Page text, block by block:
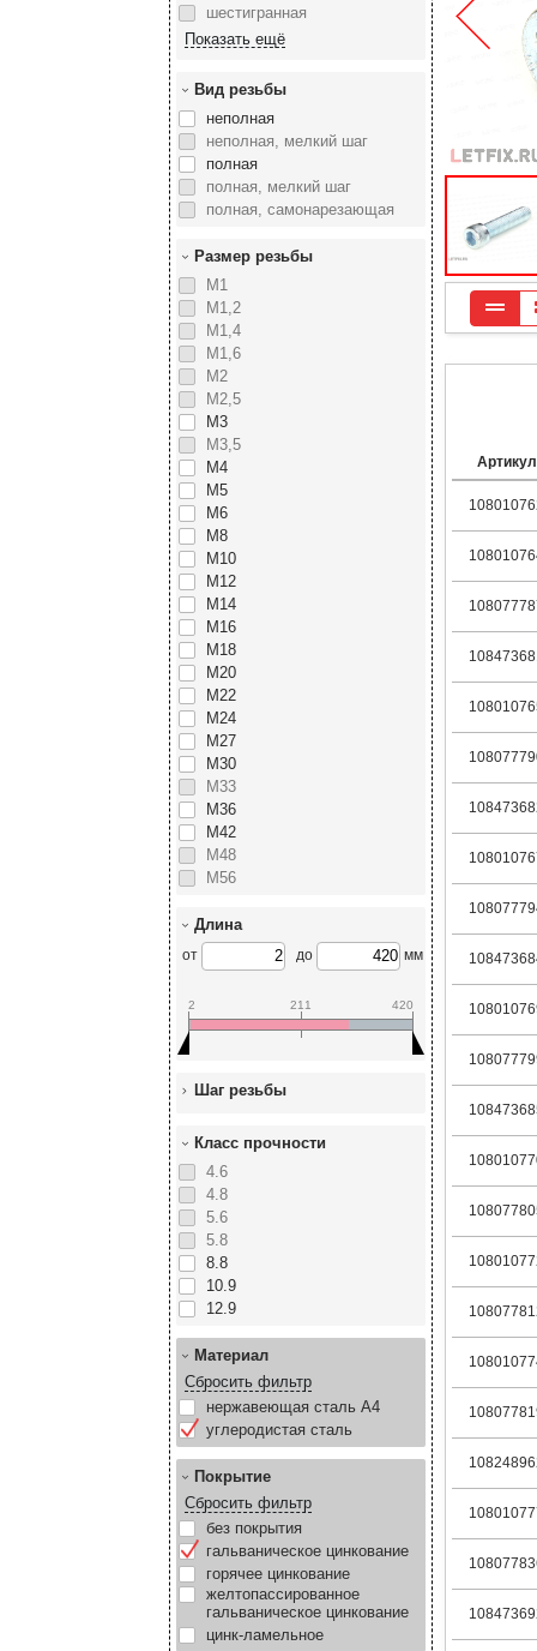
шестигранная
Вид резьбы
неполная
неполная, мелкий шаг
полная
полная, мелкий шаг
полная, самонарезающая
Размер резьбы
М1
М1,2
М1,4
М1,6
М2
М2,5
М3
М3,5
М4
М5
М6
М8
М10
М12
М14
М16
М18
М20
М22
М24
М27
М30
М33
М36
М42
М48
М56
Длина
от до мм
2 211 420
Шаг резьбы
Класс прочности
4.6
4.8
5.6
5.8
8.8
10.9
12.9
Материал
Сбросить фильтр
нержавеющая сталь А4
углеродистая сталь
Покрытие
Сбросить фильтр
без покрытия
гальваническое цинкование
горячее цинкование
желтопассированное
гальваническое цинкование
цинк-ламельное
Артикул